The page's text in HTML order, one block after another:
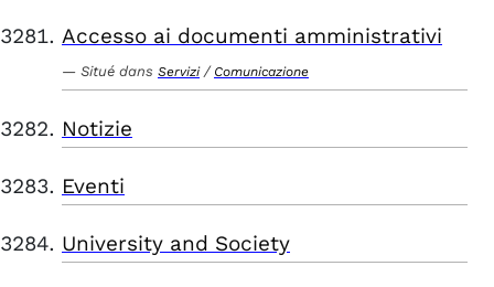
Accesso ai documenti amministrativi
Situé dans Servizi / Comunicazione
Notizie
Eventi
University and Society